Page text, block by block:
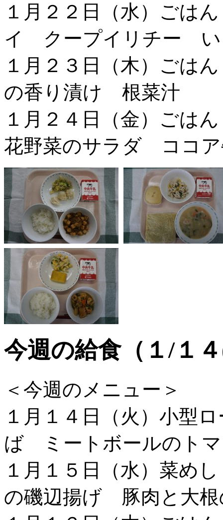
１月２２日（水）ご
イ クープイリチー い
１月２３日（木）ご
の香り漬け 根菜汁
１月２４日（金）ご
花野菜のサラダ ココア
今週の給食（１/１
＜今週のメニュー＞
１月１４日（火）小
ば ミートボールのト
１月１５日（水）菜
の磯辺揚げ 豚肉と大